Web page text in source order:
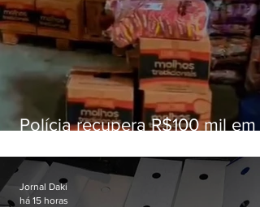
Polícia recupera R$100 mil em
Fluminense
Jornal Daki
há 15 horas